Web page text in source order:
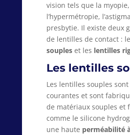
vision tels que la myopie,
l’hypermétropie,
presbytie. Il existe deux
de lentilles de contact :
soupleset les lentilles
Les lentilles
Les lentilles souples
courantes et sont
de matériaux souples et
comme le silicone
une haute perméabilité